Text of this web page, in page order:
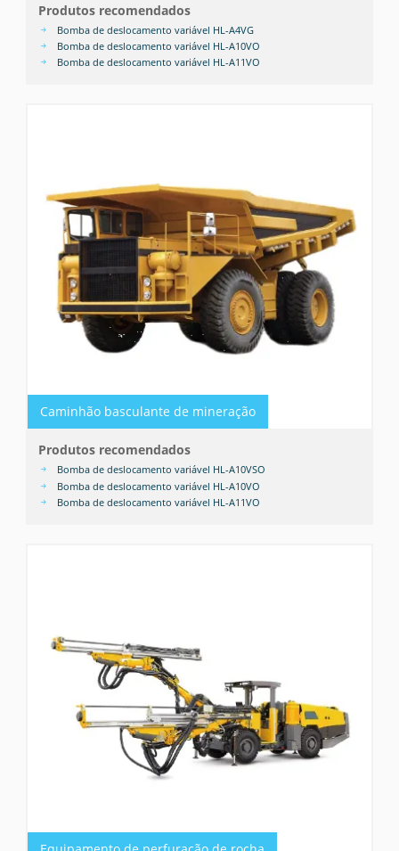
Produtos recomendados
Bomba de deslocamento variável HL-A4VG
Bomba de deslocamento variável HL-A10VO
Bomba de deslocamento variável HL-A11VO
Caminhão basculante de mineração
Produtos recomendados
Bomba de deslocamento variável HL-A10VSO
Bomba de deslocamento variável HL-A10VO
Bomba de deslocamento variável HL-A11VO